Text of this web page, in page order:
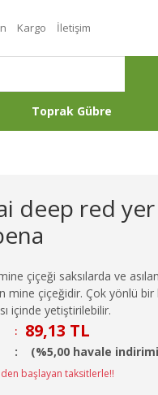
Kargo İletişim
Toprak Gübre
deep red
çiçeği saksılarda ve
mine çiçeğidir. Çok yönlü bir
içinde yetiştirilebilir.
: 89,13 TL
(%5,00 havale
başlayan taksitlerle!!